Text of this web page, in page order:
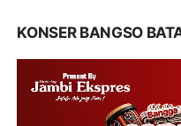
KONSER BANGSO